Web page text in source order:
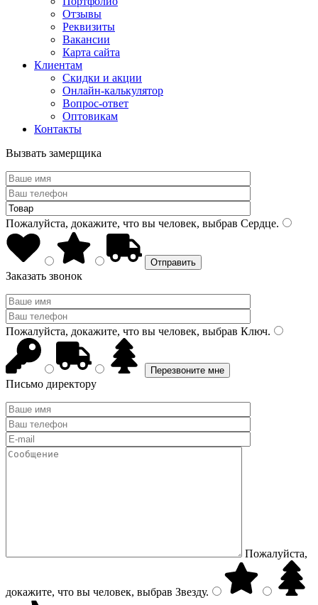
Отзывы
Реквизиты
Вакансии
Карта сайта
Клиентам
Скидки и акции
Онлайн-калькулятор
Вопрос-ответ
Оптовикам
Контакты
Вызвать замерщика
Пожалуйста, докажите, что вы человек, выбрав Сердце.
Заказать звонок
Пожалуйста, докажите, что вы человек, выбрав Ключ.
Письмо директору
Пожалуйста,
докажите, что вы человек, выбрав Звезду.